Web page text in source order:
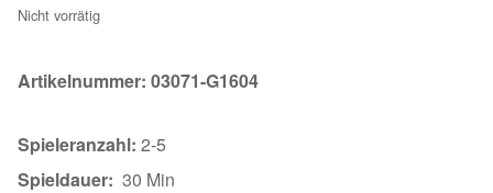
Nicht vorrätig
Artikelnummer: 03071-G1604
Spieleranzahl: 2-5
Spieldauer: 30 Min